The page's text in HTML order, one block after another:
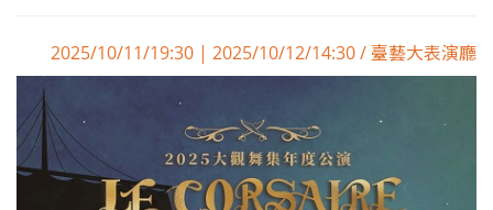
2025/10/11/19:30 | 2025/10/12/14:30 / 臺藝大表演廳